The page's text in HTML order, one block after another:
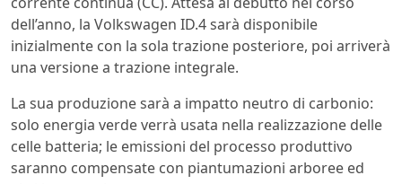
dell’anno, la Volkswagen ID.4 sarà disponibile
inizialmente con la sola trazione posteriore, poi arriverà
una versione a trazione integrale.
La sua produzione sarà a impatto neutro di carbonio:
solo energia verde verrà usata nella realizzazione delle
celle batteria; le emissioni del processo produttivo
saranno compensate con piantumazioni arboree ed